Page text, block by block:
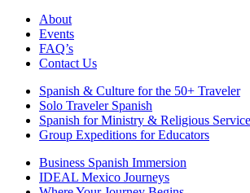
About
Events
FAQ’s
Contact Us
Spanish & Culture for the 50+ Traveler
Solo Traveler Spanish
Spanish for Ministry & Religious Service
Group Expeditions for Educators
Business Spanish Immersion
IDEAL Mexico Journeys